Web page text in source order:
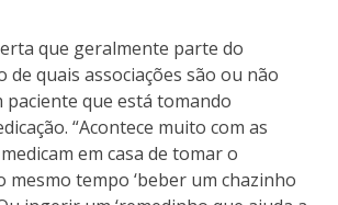
que geralmente parte do
de quais associações são ou não
paciente que está tomando
“Acontece muito com as
em casa de tomar o
mesmo tempo ‘beber um chazinho